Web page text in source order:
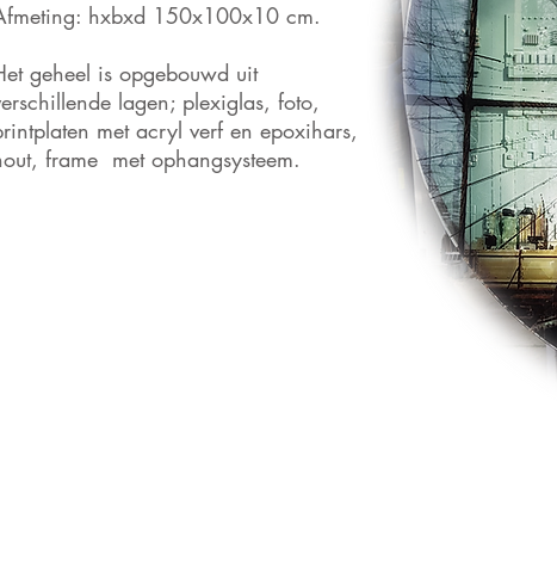
hxbxd 150x100x10 cm.
geheel is opgebouwd uit
lagen; plexiglas, foto,
met acryl verf en epoxihars,
frame met ophangsysteem.